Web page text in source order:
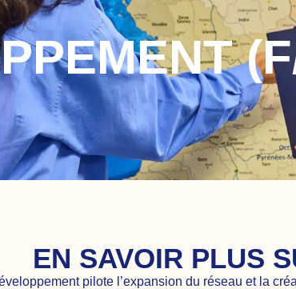
EN SAVOIR PLUS
pilote l’expansion du réseau et la